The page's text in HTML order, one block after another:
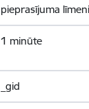
pieprasījuma
1 minūte
_gid